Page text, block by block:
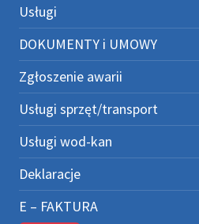
Usługi
DOKUMENTY i UMOWY
Zgłoszenie awarii
Usługi sprzęt/transport
Usługi wod-kan
Deklaracje
E – FAKTURA